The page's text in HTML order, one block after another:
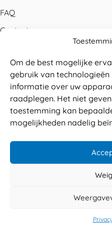
Om de best mogelijke
gebruik van
informatie over uw
raadplegen. Het niet
toestemming kan
mogelijkheden nadelig
FAQ
Contact
Betalen
Levering
Retouren
Service en garantie
Veilig betalen
© 2026 Sabé
Algemene